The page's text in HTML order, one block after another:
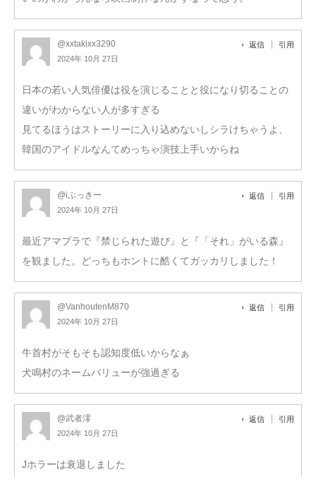
@xxtakixx3290
2024年 10月 27日
返信 引用
日本の若い人気俳優は役を演じることと役になり切ることの
違いがわからない人が多すぎる
見てるほうはストーリーに入り込めないしシラけちゃうよ、
韓国のアイドルなんてめっちゃ演技上手いからね
@iぶっきー
2024年 10月 27日
返信 引用
最近アマプラで『禁じられた遊び』と『「それ」がいる森』
を観ました。どっちもホントに酷くてガッカリしました！
@VanhoutenM870
2024年 10月 27日
返信 引用
牛首村がそもそも認知度低いからなぁ
犬鳴村のネームバリューが強過ぎる
@武者澪
2024年 10月 27日
返信 引用
Jホラーは衰退しました